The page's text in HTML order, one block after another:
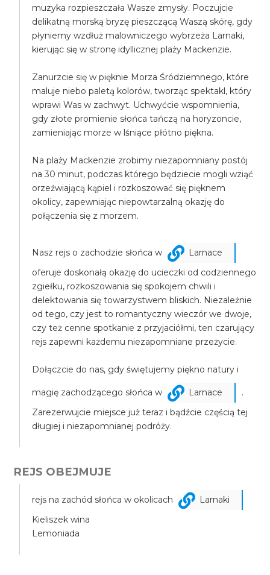
muzyka rozpieszczała Wasze zmysły. Poczujcie
delikatną morską bryzę pieszczącą Waszą skórę, gdy
płyniemy wzdłuż malowniczego wybrzeża Larnaki,
kierując się w stronę idyllicznej plaży Mackenzie.
Zanurzcie się w pięknie Morza Śródziemnego, które
maluje niebo paletą kolorów, tworząc spektakl, który
wprawi Was w zachwyt. Uchwyćcie wspomnienia,
gdy złote promienie słońca tańczą na horyzoncie,
zamieniając morze w lśniące płótno piękna.
Na plaży Mackenzie zrobimy niezapomniany postój
na 30 minut, podczas którego będziecie mogli wziąć
orzeźwiającą kąpiel i rozkoszować się pięknem
okolicy, zapewniając niepowtarzalną okazję do
połączenia się z morzem.
Nasz rejs o zachodzie słońca w
Larnace
oferuje doskonałą okazję do ucieczki od codziennego
zgiełku, rozkoszowania się spokojem chwili i
delektowania się towarzystwem bliskich. Niezależnie
od tego, czy jest to romantyczny wieczór we dwoje,
czy też cenne spotkanie z przyjaciółmi, ten czarujący
rejs zapewni każdemu niezapomniane przeżycie.
Dołączcie do nas, gdy świętujemy piękno natury i
magię zachodzącego słońca w Larnace
.
Zarezerwujcie miejsce już teraz i bądźcie częścią tej
długiej i niezapomnianej podróży.
REJS OBEJMUJE
rejs na zachód słońca w okolicach
Larnaki
Kieliszek wina
Lemoniada